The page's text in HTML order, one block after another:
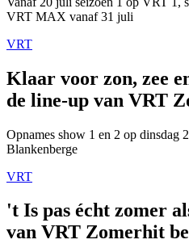
VRT MAX vanaf 31 juli
VRT
Klaar voor zon, zee
de line-up van VRT
Opnames show 1 en 2 op dinsdag
Blankenberge
VRT
't Is pas écht zomer
van VRT Zomerhit